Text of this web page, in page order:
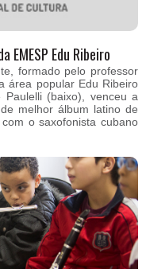
Edu Ribeiro
formado pelo professor
área popular Edu Ribeiro
(baixo), venceu a
melhor álbum latino de
o saxofonista cubano